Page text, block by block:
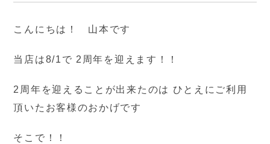
こんにちは！ 山本です
当店は8/1で 2周年を迎えます！！
2周年を迎えることが出来たのは ひとえにご利用
頂いたお客様のおかげです
そこで！！